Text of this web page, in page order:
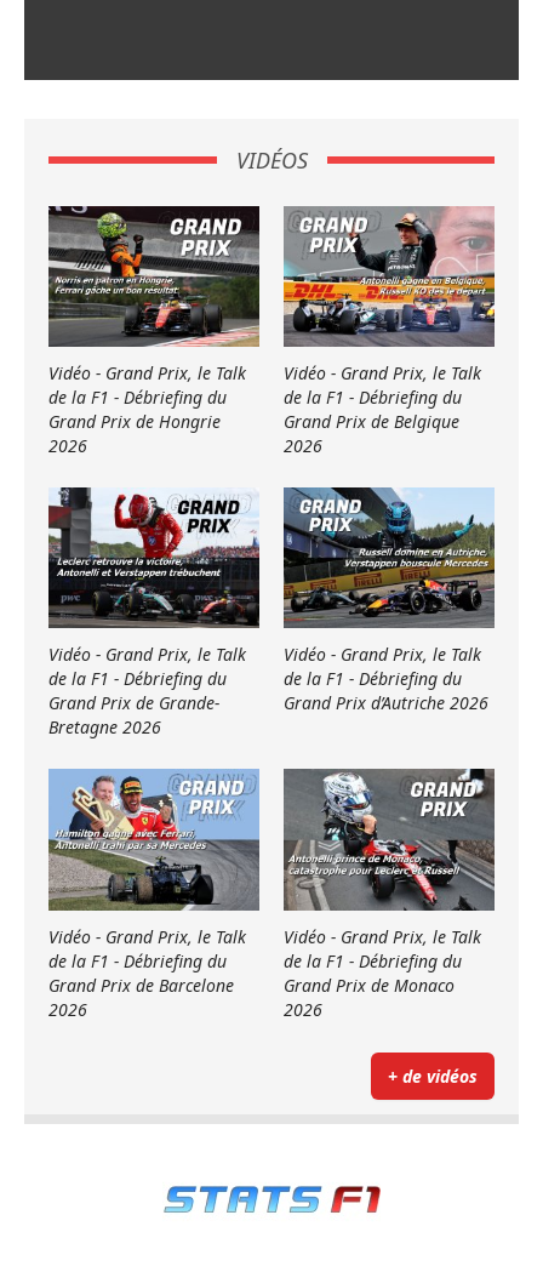
VIDÉOS
Vidéo - Grand Prix, le Talk
de la F1 - Débriefing du
Grand Prix de Hongrie
2026
Vidéo - Grand Prix, le Talk
de la F1 - Débriefing du
Grand Prix de Belgique
2026
Vidéo - Grand Prix, le Talk
de la F1 - Débriefing du
Grand Prix de Grande-
Bretagne 2026
Vidéo - Grand Prix, le Talk
de la F1 - Débriefing du
Grand Prix d’Autriche 2026
Vidéo - Grand Prix, le Talk
de la F1 - Débriefing du
Grand Prix de Barcelone
2026
Vidéo - Grand Prix, le Talk
de la F1 - Débriefing du
Grand Prix de Monaco
2026
+ de vidéos